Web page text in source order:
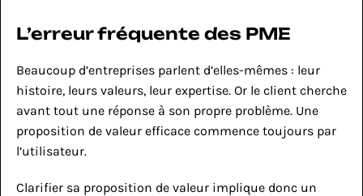
L’erreur fréquente des PME
Beaucoup d’entreprises parlent d’elles-mêmes : leur
histoire, leurs valeurs, leur expertise. Or le client cherche
avant tout une réponse à son propre problème. Une
proposition de valeur efficace commence toujours par
l’utilisateur.
Clarifier sa proposition de valeur implique donc un